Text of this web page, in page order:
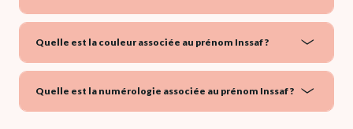
Quelle est la couleur associée au prénom Inssaf ?
Quelle est la numérologie associée au prénom Inssaf ?